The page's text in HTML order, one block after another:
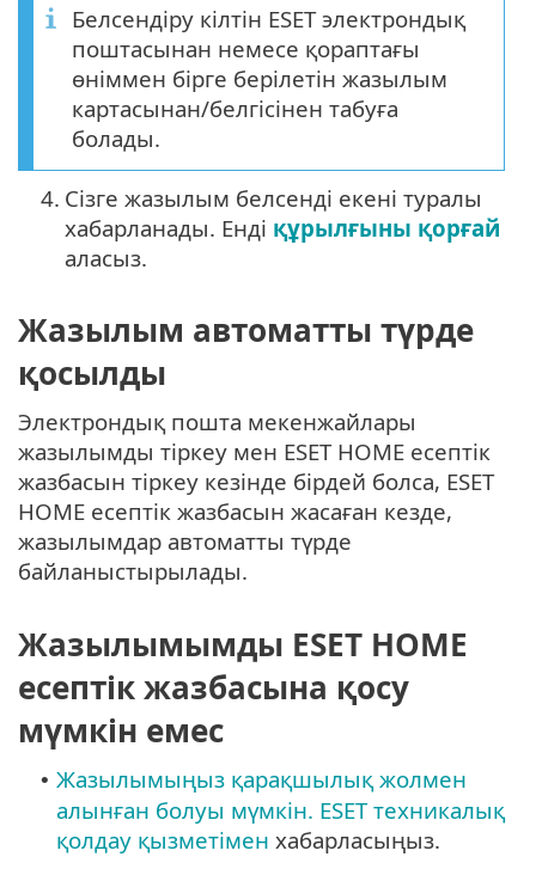
Белсендіру кілтін ESET электрондық
поштасынан немесе қораптағы
өніммен бірге берілетін жазылым
картасынан/белгісінен табуға
болады.
4. Сізге жазылым белсенді екені туралы
хабарланады. Енді құрылғыны қорғай
аласыз.
Жазылым автоматты түрде
қосылды
Электрондық пошта мекенжайлары
жазылымды тіркеу мен ESET HOME есептік
жазбасын тіркеу кезінде бірдей болса, ESET
HOME есептік жазбасын жасаған кезде,
жазылымдар автоматты түрде
байланыстырылады.
Жазылымымды ESET HOME
есептік жазбасына қосу
мүмкін емес
• Жазылымыңыз қарақшылық жолмен
алынған болуы мүмкін. ESET техникалық
қолдау қызметімен хабарласыңыз.